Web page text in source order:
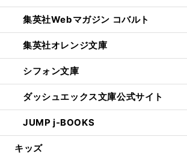
集英社Webマガジン コバルト
集英社オレンジ文庫
シフォン文庫
ダッシュエックス文庫公式サイト
JUMP j-BOOKS
キッズ